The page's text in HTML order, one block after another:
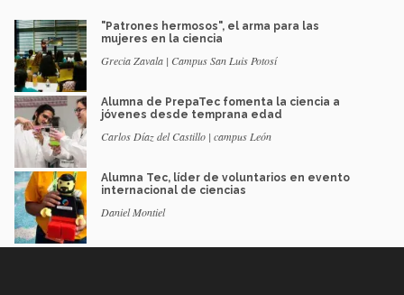
"Patrones hermosos", el arma para las
mujeres en la ciencia
Grecia Zavala | Campus San Luis Potosí
Alumna de PrepaTec fomenta la ciencia a
jóvenes desde temprana edad
Carlos Díaz del Castillo | campus León
Alumna Tec, líder de voluntarios en evento
internacional de ciencias
Daniel Montiel